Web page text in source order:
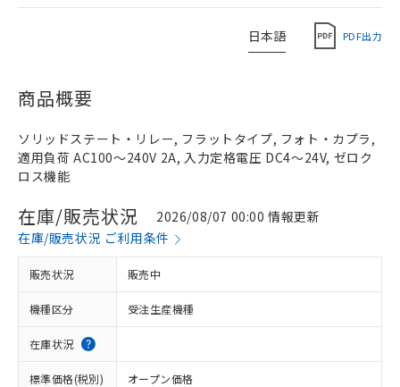
日本語 PDF出力
商品概要
ソリッドステート・リレー, フラットタイプ, フォト・カプラ,
適用負荷 AC100～240V 2A, 入力定格電圧 DC4～24V, ゼロク
ロス機能
在庫/販売状況
2026/08/07 00:00 情報更新
在庫/販売状況 ご利用条件
販売状況 販売中
機種区分 受注生産機種
在庫状況
標準価格(税別) オープン価格